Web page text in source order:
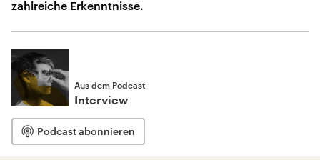
zahlreiche Erkenntnisse.
Aus dem Podcast
Interview
Podcast abonnieren